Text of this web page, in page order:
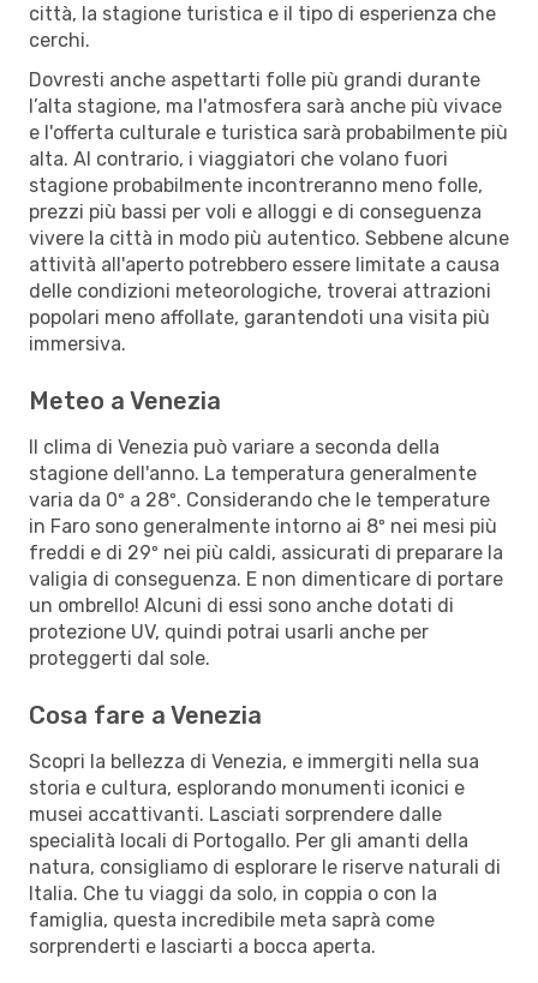
città, la stagione turistica e il tipo di esperienza che
cerchi.
Dovresti anche aspettarti folle più grandi durante
l’alta stagione, ma l'atmosfera sarà anche più vivace
e l'offerta culturale e turistica sarà probabilmente più
alta. Al contrario, i viaggiatori che volano fuori
stagione probabilmente incontreranno meno folle,
prezzi più bassi per voli e alloggi e di conseguenza
vivere la città in modo più autentico. Sebbene alcune
attività all'aperto potrebbero essere limitate a causa
delle condizioni meteorologiche, troverai attrazioni
popolari meno affollate, garantendoti una visita più
immersiva.
Meteo a Venezia
Il clima di Venezia può variare a seconda della
stagione dell'anno. La temperatura generalmente
varia da 0º a 28º. Considerando che le temperature
in Faro sono generalmente intorno ai 8º nei mesi più
freddi e di 29º nei più caldi, assicurati di preparare la
valigia di conseguenza. E non dimenticare di portare
un ombrello! Alcuni di essi sono anche dotati di
protezione UV, quindi potrai usarli anche per
proteggerti dal sole.
Cosa fare a Venezia
Scopri la bellezza di Venezia, e immergiti nella sua
storia e cultura, esplorando monumenti iconici e
musei accattivanti. Lasciati sorprendere dalle
specialità locali di Portogallo. Per gli amanti della
natura, consigliamo di esplorare le riserve naturali di
Italia. Che tu viaggi da solo, in coppia o con la
famiglia, questa incredibile meta saprà come
sorprenderti e lasciarti a bocca aperta.